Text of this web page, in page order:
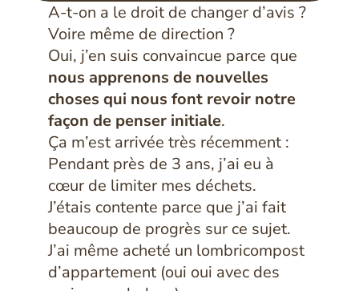
A-t-on a le droit de changer d’avis ?
Voire même de direction ?
Oui, j’en suis convaincue parce que
nous apprenons de nouvelles
choses qui nous font revoir notre
façon de penser initiale.
Ça m’est arrivée très récemment :
Pendant près de 3 ans, j’ai eu à
cœur de limiter mes déchets.
J’étais contente parce que j’ai fait
beaucoup de progrès sur ce sujet.
J’ai même acheté un lombricompost
d’appartement (oui oui avec des